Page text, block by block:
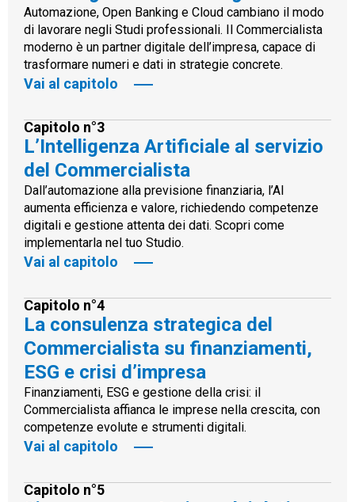
Automazione, Open Banking e Cloud cambiano il modo
di lavorare negli Studi professionali. Il Commercialista
moderno è un partner digitale dell’impresa, capace di
trasformare numeri e dati in strategie concrete.
Vai al capitolo
Capitolo n°3
L’Intelligenza Artificiale al servizio
del Commercialista
Dall’automazione alla previsione finanziaria, l’AI
aumenta efficienza e valore, richiedendo competenze
digitali e gestione attenta dei dati. Scopri come
implementarla nel tuo Studio.
Vai al capitolo
Capitolo n°4
La consulenza strategica del
Commercialista su finanziamenti,
ESG e crisi d’impresa
Finanziamenti, ESG e gestione della crisi: il
Commercialista affianca le imprese nella crescita, con
competenze evolute e strumenti digitali.
Vai al capitolo
Capitolo n°5